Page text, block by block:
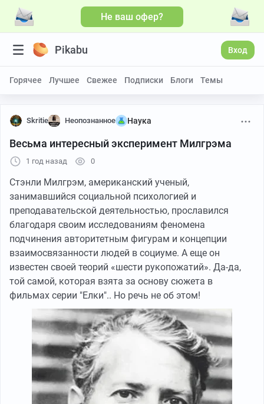
Не ваш офер?
Pikabu Вход
Горячее Лучшее Свежее Подписки Блоги Темы
Skritie Неопознанное Наука
Весьма интересный эксперимент Милгрэма
1 год назад 0
Стэнли Милгрэм, американский ученый,
занимавшийся социальной психологией и
преподавательской деятельностью, прославился
благодаря своим исследованиям феномена
подчинения авторитетным фигурам и концепции
взаимосвязанности людей в социуме. А еще он
известен своей теорий «шести рукопожатий». Да-да,
той самой, которая взята за основу сюжета в
фильмах серии "Елки".. Но речь не об этом!